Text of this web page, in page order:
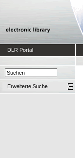
DLR Portal
Erweiterte Suche